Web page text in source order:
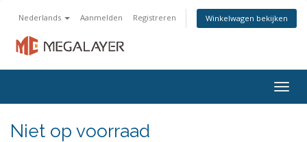
Nederlands Aanmelden Registreren Winkelwagen bekijken
Niet op voorraad